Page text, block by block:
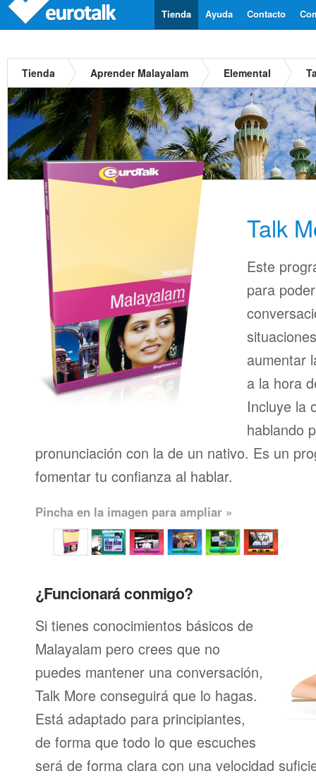
Contacto
Ayuda
Tienda
Tienda Aprender Malayalam Elemental
Talk
Este
para
aumentar
a la hora
Incluye la
hablando
pronunciación con la de un nativo. Es un
fomentar tu confianza al hablar.
Pincha en la imagen para ampliar »
¿Funcionará conmigo?
Si tienes conocimientos básicos de
Malayalam pero crees que no
puedes mantener una conversación,
Talk More conseguirá que lo hagas.
Está adaptado para principiantes,
de forma que todo lo que escuches
será de forma clara con una velocidad